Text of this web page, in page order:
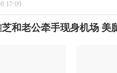
芝和老公牵手现身机场 美